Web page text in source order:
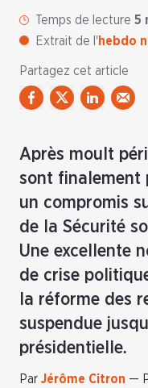
Temps de lecture 5
Extrait de l'hebdo
Partagez cet article
Après moult
sont finalement
un compromis
de la Sécurité
Une excellente
de crise
la réforme des
suspendue
présidentielle.
Par Jérôme Citron —